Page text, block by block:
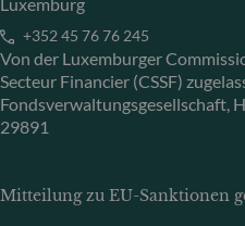
+352 45 76 76 245
Von der Luxemburger
Secteur Financier (CSSF)
Fondsverwaltungsgesellschaft,
29891
Mitteilung zu EU-Sanktionen